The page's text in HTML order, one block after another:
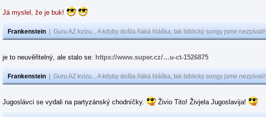
Já myslel, že je buk!
Frankenstein Guru AZ kvízu... A kdyby došla ňáká hláška, tak biblický songy jsme nezpívali!
je to neuvěřitelný, ale stalo se: https://www.super.cz/…u-ct-1526875
Frankenstein Guru AZ kvízu... A kdyby došla ňáká hláška, tak biblický songy jsme nezpívali!
Jugoslávci se vydali na partyzánský chodníčky. Živio Tito! Živjela Jugoslavija!